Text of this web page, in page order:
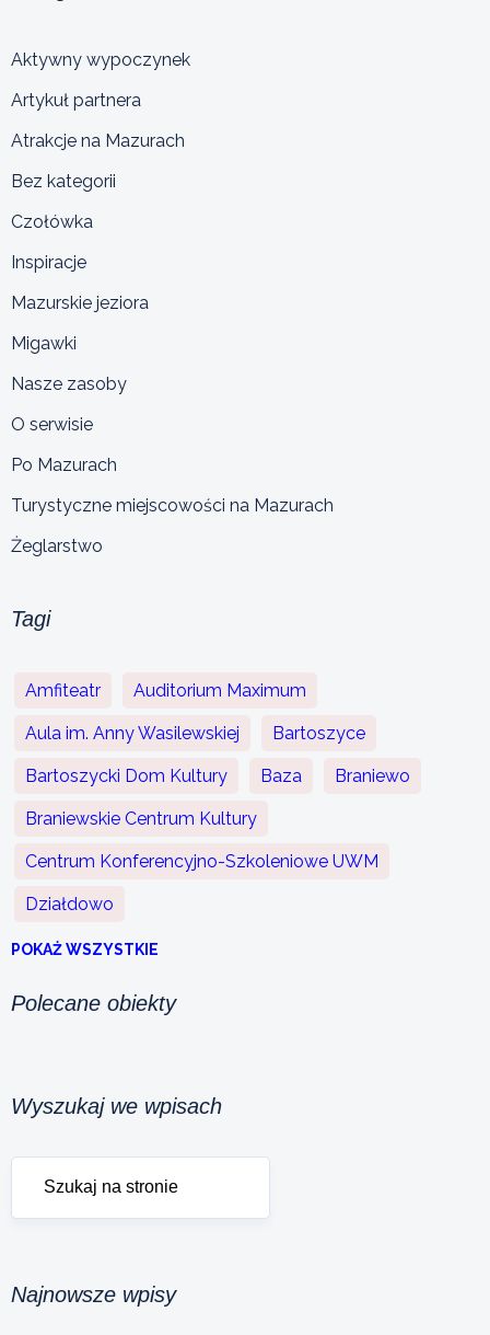
Aktywny wypoczynek
Artykuł partnera
Atrakcje na Mazurach
Bez kategorii
Czołówka
Inspiracje
Mazurskie jeziora
Migawki
Nasze zasoby
O serwisie
Po Mazurach
Turystyczne miejscowości na Mazurach
Żeglarstwo
Tagi
Amfiteatr Auditorium Maximum
Aula im. Anny Wasilewskiej Bartoszyce
Bartoszycki Dom Kultury Baza Braniewo
Braniewskie Centrum Kultury
Centrum Konferencyjno-Szkoleniowe UWM
Działdowo
POKAŻ WSZYSTKIE
Polecane obiekty
Wyszukaj we wpisach
Najnowsze wpisy